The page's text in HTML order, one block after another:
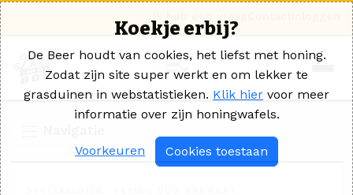
Koekje erbij?
De Beer houdt van cookies, het liefst met honing.
Zodat zijn site super werkt en om lekker te
grasduinen in webstatistieken. Klik hier voor meer
informatie over zijn honingwafels.
Voorkeuren Cookies toestaan